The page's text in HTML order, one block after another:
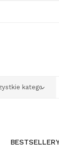
BESTSELLERY